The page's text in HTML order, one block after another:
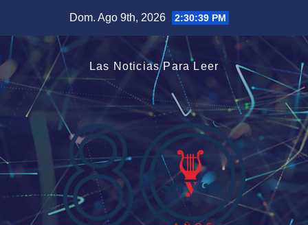
contenido
Dom. Ago 9th, 2026 2:30:39 PM
Las Noticias Para Leer